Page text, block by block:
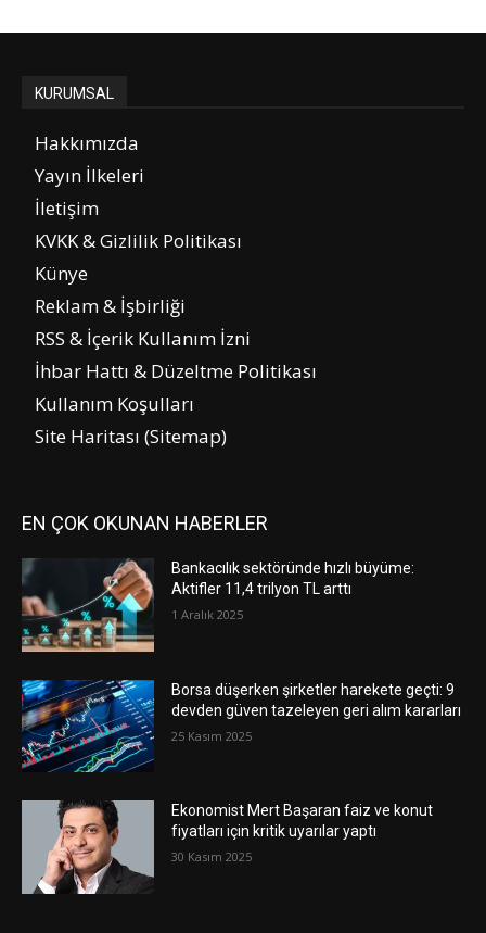
KURUMSAL
Hakkımızda
Yayın İlkeleri
İletişim
KVKK & Gizlilik Politikası
Künye
Reklam & İşbirliği
RSS & İçerik Kullanım İzni
İhbar Hattı & Düzeltme Politikası
Kullanım Koşulları
Site Haritası (Sitemap)
EN ÇOK OKUNAN HABERLER
Bankacılık sektöründe hızlı büyüme:
Aktifler 11,4 trilyon TL arttı
1 Aralık 2025
Borsa düşerken şirketler harekete geçti: 9
devden güven tazeleyen geri alım kararları
25 Kasım 2025
Ekonomist Mert Başaran faiz ve konut
fiyatları için kritik uyarılar yaptı
30 Kasım 2025